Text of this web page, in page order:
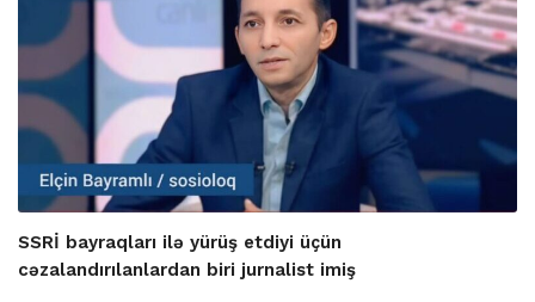
SSRİ bayraqları ilə yürüş etdiyi üçün
cəzalandırılanlardan biri jurnalist imiş